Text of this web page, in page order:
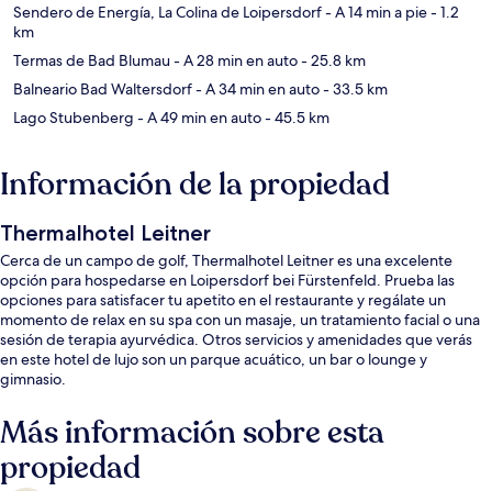
Sendero de Energía, La Colina de Loipersdorf- A 14 min a pie- 1.2
km
Termas de Bad Blumau- A 28 min en auto- 25.8 km
Balneario Bad Waltersdorf- A 34 min en auto- 33.5 km
Lago Stubenberg - A 49 min en auto- 45.5 km
Información de la propiedad
Thermalhotel Leitner
Cerca de un campo de golf, Thermalhotel Leitner es una excelente
opción para hospedarse en Loipersdorf bei Fürstenfeld. Prueba las
opciones para satisfacer tu apetito en el restaurante y regálate un
momento de relax en su spa con un masaje, un tratamiento facial o una
sesión de terapia ayurvédica. Otros servicios y amenidades que verás
en este hotel de lujo son un parque acuático, un bar o lounge y
gimnasio.
Más información sobre esta
propiedad